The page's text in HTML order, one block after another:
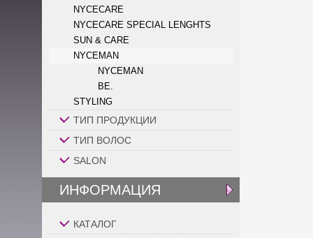
NYCECARE
NYCECARE SPECIAL LENGHTS
SUN & CARE
NYCEMAN
NYCEMAN
BE.
STYLING
ТИП ПРОДУКЦИИ
ТИП ВОЛОС
SALON
ИНФОРМАЦИЯ
КАТАЛОГ